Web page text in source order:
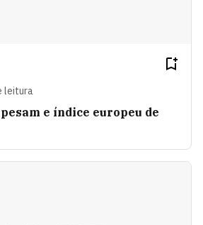
leitura
e índice europeu de